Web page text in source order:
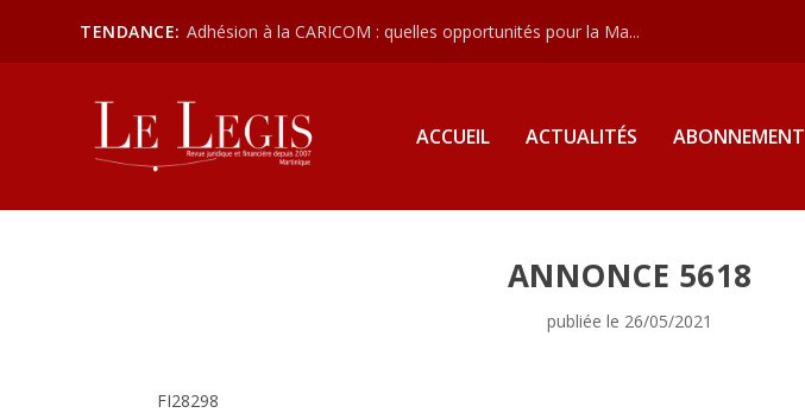
TENDANCE: Adhésion à la CARICOM : quelles opportunités pour la Ma...
ACCUEIL ACTUALITÉS ABONNEMENT
ANNONCE 5618
publiée le 26/05/2021
FI28298